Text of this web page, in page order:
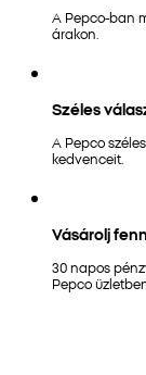
A Pepco-ban
árakon.
Széles
A Pepco
kedvenceit.
Vásárolj
30 napos
Pepco